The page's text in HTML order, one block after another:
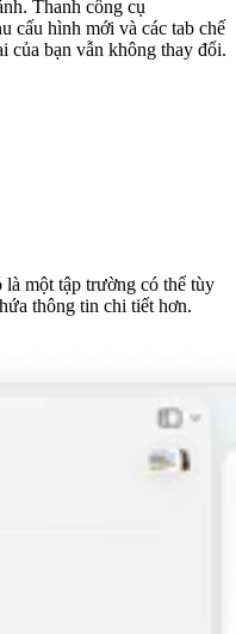
Thanh công cụ
cấu hình mới và các tab chế
của bạn vẫn không thay đổi.
một tập trường có thể tùy
thông tin chi tiết hơn.